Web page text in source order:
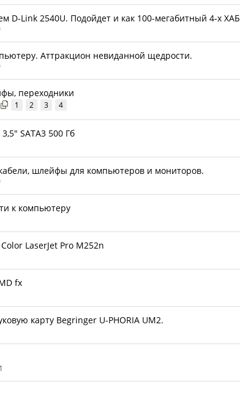
D-Link 2540U. Подойдет и как 100-мегабитный 4-х ХАБ
Аттракцион невиданной щедрости.
переходники
1 2 3 4
SATA3 500 Гб
шлейфы для компьютеров и мониторов.
к компьютеру
LaserJet Pro M252n
fx
карту Begringer U-PHORIA UM2.